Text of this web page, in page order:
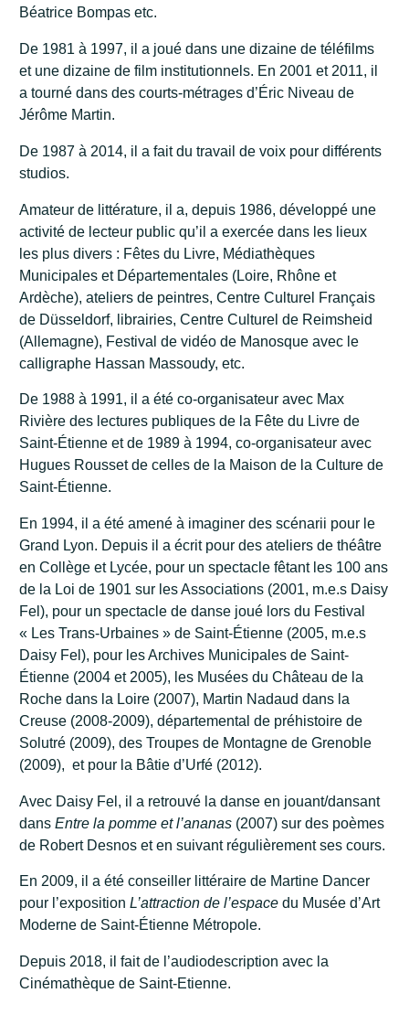
Béatrice Bompas etc.
De 1981 à 1997, il a joué dans une dizaine de téléfilms
et une dizaine de film institutionnels. En 2001 et 2011, il
a tourné dans des courts-métrages d’Éric Niveau de
Jérôme Martin.
De 1987 à 2014, il a fait du travail de voix pour différents
studios.
Amateur de littérature, il a, depuis 1986, développé une
activité de lecteur public qu’il a exercée dans les lieux
les plus divers : Fêtes du Livre, Médiathèques
Municipales et Départementales (Loire, Rhône et
Ardèche), ateliers de peintres, Centre Culturel Français
de Düsseldorf, librairies, Centre Culturel de Reimsheid
(Allemagne), Festival de vidéo de Manosque avec le
calligraphe Hassan Massoudy, etc.
De 1988 à 1991, il a été co-organisateur avec Max
Rivière des lectures publiques de la Fête du Livre de
Saint-Étienne et de 1989 à 1994, co-organisateur avec
Hugues Rousset de celles de la Maison de la Culture de
Saint-Étienne.
En 1994, il a été amené à imaginer des scénarii pour le
Grand Lyon. Depuis il a écrit pour des ateliers de théâtre
en Collège et Lycée, pour un spectacle fêtant les 100 ans
de la Loi de 1901 sur les Associations (2001, m.e.s Daisy
Fel), pour un spectacle de danse joué lors du Festival
« Les Trans-Urbaines » de Saint-Étienne (2005, m.e.s
Daisy Fel), pour les Archives Municipales de Saint-
Étienne (2004 et 2005), les Musées du Château de la
Roche dans la Loire (2007), Martin Nadaud dans la
Creuse (2008-2009), départemental de préhistoire de
Solutré (2009), des Troupes de Montagne de Grenoble
(2009), et pour la Bâtie d’Urfé (2012).
Avec Daisy Fel, il a retrouvé la danse en jouant/dansant
dansEntre la pomme et l’ananas (2007) sur des poèmes
de Robert Desnos et en suivant régulièrement ses cours.
En 2009, il a été conseiller littéraire de Martine Dancer
pour l’expositionL’attraction de l’espace du Musée d’Art
Moderne de Saint-Étienne Métropole.
Depuis 2018, il fait de l’audiodescription avec la
Cinémathèque de Saint-Etienne.